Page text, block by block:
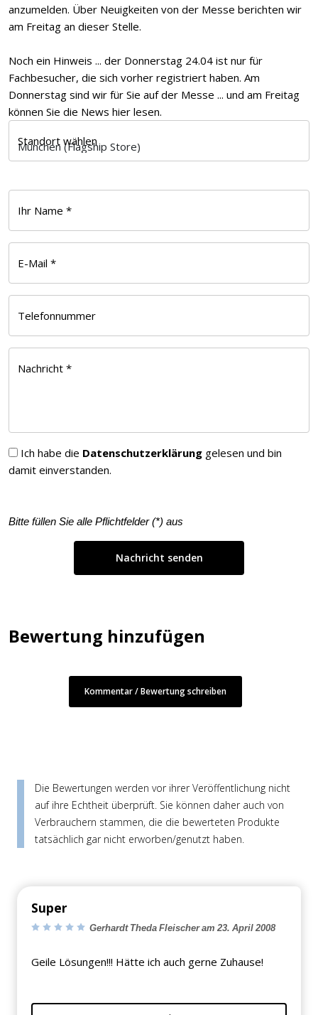
anzumelden. Über Neuigkeiten von der Messe berichten wir
am Freitag an dieser Stelle.
Noch ein Hinweis ... der Donnerstag 24.04 ist nur für
Fachbesucher, die sich vorher registriert haben. Am
Donnerstag sind wir für Sie auf der Messe ... und am Freitag
können Sie die News hier lesen.
Standort wählen
Ihr Name *
E-Mail *
Telefonnummer
Nachricht *
Ich habe die Datenschutzerklärung gelesen und bin
damit einverstanden.
Bitte füllen Sie alle Pflichtfelder (*) aus
Bewertung hinzufügen
Kommentar / Bewertung schreiben
Die Bewertungen werden vor ihrer Veröffentlichung nicht
auf ihre Echtheit überprüft. Sie können daher auch von
Verbrauchern stammen, die die bewerteten Produkte
tatsächlich gar nicht erworben/genutzt haben.
Super
Gerhardt Theda Fleischer am 23. April 2008
Geile Lösungen!!! Hätte ich auch gerne Zuhause!